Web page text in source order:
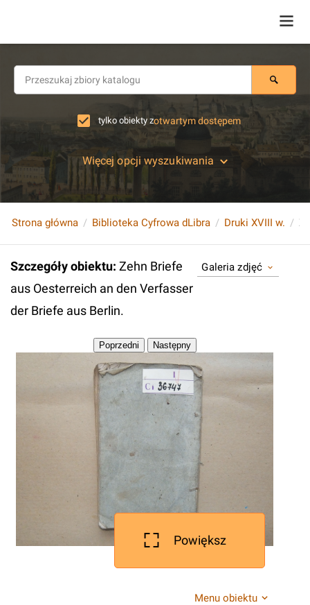
tylko obiekty zotwartym dostępem
Więcej opcji wyszukiwania
Strona główna Biblioteka Cyfrowa dLibra Druki XVIII w.
Szczegóły obiektu: Zehn Briefe
aus Oesterreich an den Verfasser
der Briefe aus Berlin.
Galeria zdjęć
Powiększ
Menu obiektu